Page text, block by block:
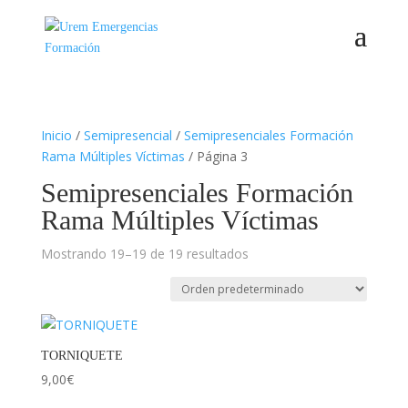
Inicio / Semipresencial / Semipresenciales Formación
Rama Múltiples Víctimas / Página 3
Semipresenciales Formación
Rama Múltiples Víctimas
Mostrando 19–19 de 19 resultados
TORNIQUETE
9,00€